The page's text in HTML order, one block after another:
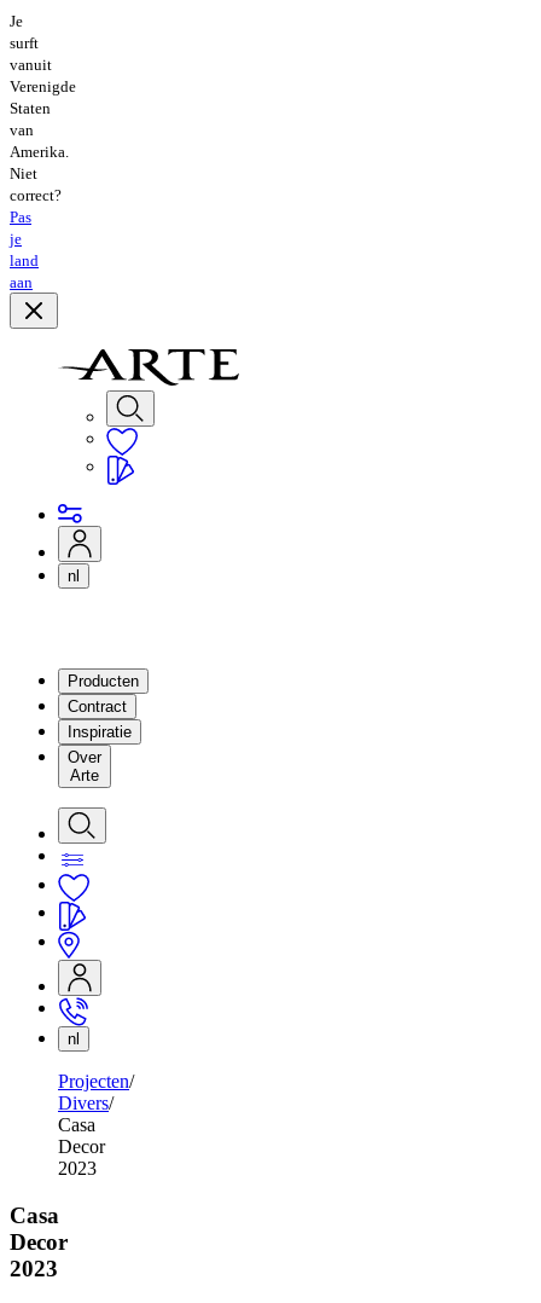
Je
surft
vanuit
Verenigde
Staten
van
Amerika.
Niet
correct?
Pas
je
land
aan
nl
Producten
Contract
Inspiratie
Over
Arte
nl
Projecten
Divers
Casa
Decor
2023
Casa
Decor
2023